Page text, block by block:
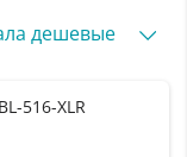
дешевые
516-XLR